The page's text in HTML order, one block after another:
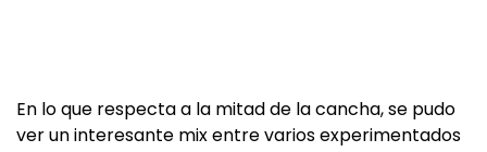
En lo que respecta a la mitad de la cancha, se pudo
ver un interesante mix entre varios experimentados